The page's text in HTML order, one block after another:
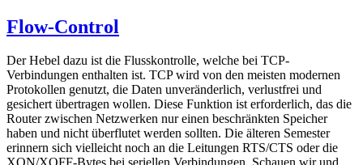
Flow-Control
Der Hebel dazu ist die Flusskontrolle, welche bei TCP-
Verbindungen enthalten ist. TCP wird von den meisten modernen
Protokollen genutzt, die Daten unveränderlich, verlustfrei und
gesichert übertragen wollen. Diese Funktion ist erforderlich, das die
Router zwischen Netzwerken nur einen beschränkten Speicher
haben und nicht überflutet werden sollten. Die älteren Semester
erinnern sich vielleicht noch an die Leitungen RTS/CTS oder die